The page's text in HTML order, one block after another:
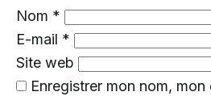
Nom *
E-mail *
Site web
Enregistrer mon nom,